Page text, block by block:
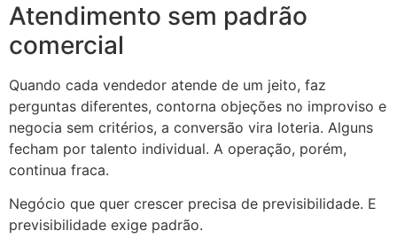
Atendimento sem padrão
comercial
Quando cada vendedor atende de um jeito, faz
perguntas diferentes, contorna objeções no improviso e
negocia sem critérios, a conversão vira loteria. Alguns
fecham por talento individual. A operação, porém,
continua fraca.
Negócio que quer crescer precisa de previsibilidade. E
previsibilidade exige padrão.